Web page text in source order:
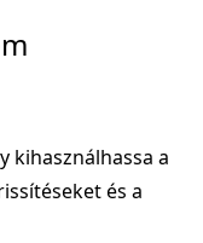
kihasználhassa a
és a